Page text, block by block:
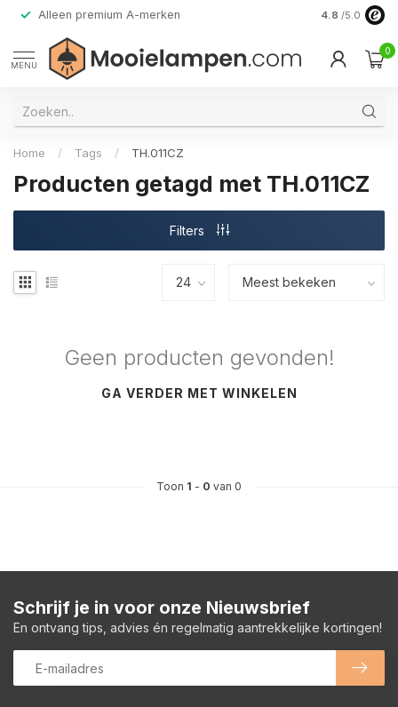
Alleen premium A-merken 4.8 /5.0
MENU
0
Home / Tags / TH.011CZ
Producten getagd met TH.011CZ
Filters
Geen producten gevonden!
GA VERDER MET WINKELEN
Toon 1 - 0 van 0
Schrijf je in voor onze Nieuwsbrief
En ontvang tips, advies én regelmatig aantrekkelijke kortingen!